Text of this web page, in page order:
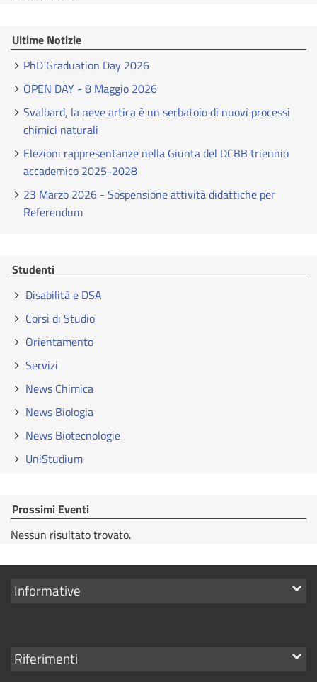
Ultime Notizie
PhD Graduation Day 2026
OPEN DAY - 8 Maggio 2026
Svalbard, la neve artica è un serbatoio di nuovi processi
chimici naturali
Elezioni rappresentanze nella Giunta del DCBB triennio
accademico 2025-2028
23 Marzo 2026 - Sospensione attività didattiche per
Referendum
Studenti
Disabilità e DSA
Corsi di Studio
Orientamento
Servizi
News Chimica
News Biologia
News Biotecnologie
UniStudium
Prossimi Eventi
Nessun risultato trovato.
Mostra
Informative
Mostra
Riferimenti